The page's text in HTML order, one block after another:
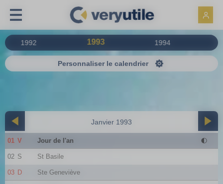
1992 1993 1994
Personnaliser le calendrier
Janvier 1993
01 V Jour de l'an
02 S St Basile
03 D Ste Geneviève